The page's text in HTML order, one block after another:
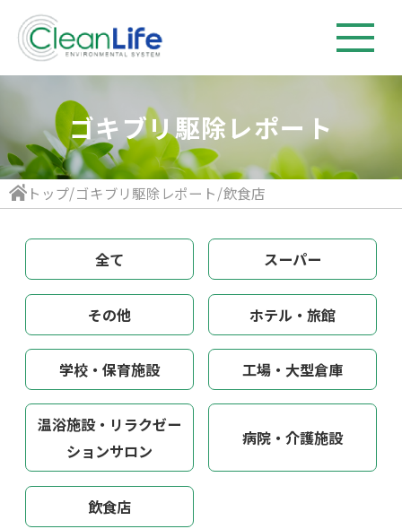
ゴキブリ駆除レポート
トップ/ゴキブリ駆除レポート/飲食店
全て スーパー
その他 ホテル・旅館
学校・保育施設 工場・大型倉庫
温浴施設・リラクゼー
ションサロン
病院・介護施設
飲食店